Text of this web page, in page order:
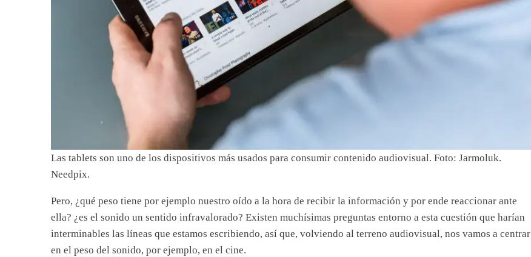
Las tablets son uno de los dispositivos más usados para consumir contenido audiovisual. Foto: Jarmoluk.
Needpix.
Pero, ¿qué peso tiene por ejemplo nuestro oído a la hora de recibir la información y por ende reaccionar ante
ella? ¿es el sonido un sentido infravalorado? Existen muchísimas preguntas entorno a esta cuestión que harían
interminables las líneas que estamos escribiendo, así que, volviendo al terreno audiovisual, nos vamos a centrar
en el peso del sonido, por ejemplo, en el cine.